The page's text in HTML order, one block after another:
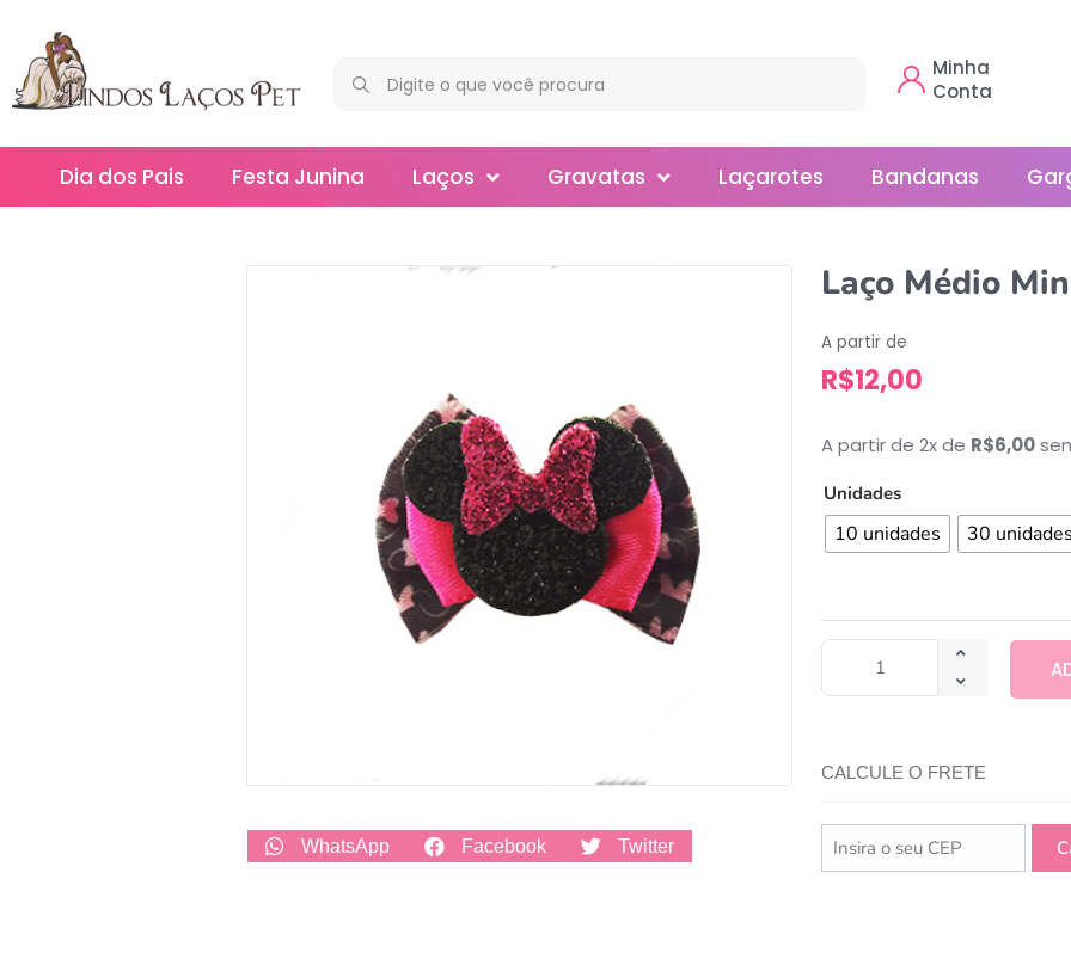
Minha
Conta
Dia dos Pais Festa Junina Laços
Mini
Slim
Splash
Gravatas
Smoking
Laçarotes Bandanas
WhatsApp Facebook Twitter
Laço Médio
A partir de
R$12,00
A partir de 2x de R$6,00
Unidades
10 unidades 30
CALCULE O FRETE